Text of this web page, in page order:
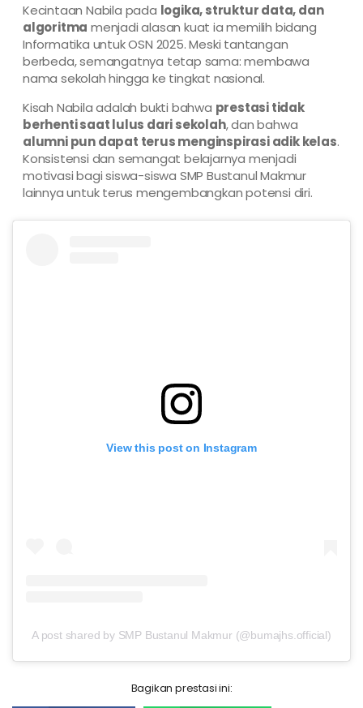
Kecintaan Nabila pada logika, struktur data, dan
algoritma menjadi alasan kuat ia memilih bidang
Informatika untuk OSN 2025. Meski tantangan
berbeda, semangatnya tetap sama: membawa
nama sekolah hingga ke tingkat nasional.
Kisah Nabila adalah bukti bahwa prestasi tidak
berhenti saat lulus dari sekolah, dan bahwa
alumni pun dapat terus menginspirasi adik kelas.
Konsistensi dan semangat belajarnya menjadi
motivasi bagi siswa-siswa SMP Bustanul Makmur
lainnya untuk terus mengembangkan potensi diri.
View this post on Instagram
A post shared by SMP Bustanul Makmur (@bumajhs.official)
Bagikan prestasi ini: